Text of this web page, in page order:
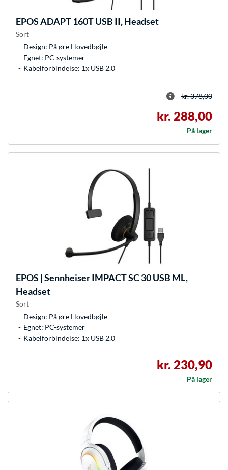
EPOSADAPT 160T USB II, Headset
Sort
Design: På øre Hovedbøjle
Egnet: PC-systemer
Kabelforbindelse: 1x USB 2.0
kr. 378,00
kr. 288,00
På lager
EPOS | SennheiserIMPACT SC 30 USB ML,
Headset
Sort
Design: På øre Hovedbøjle
Egnet: PC-systemer
Kabelforbindelse: 1x USB 2.0
kr. 230,90
På lager